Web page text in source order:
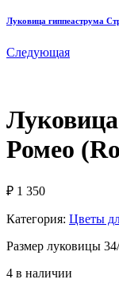
Луковица гиппеаструма
Следующая
Ромео
₽ 1 350
Категория: Цветы
Размер луковицы
4 в наличии